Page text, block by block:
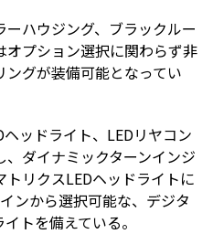
ハウジング、ブラックルー
オプション選択に関わらず非
グが装備可能となってい
ッドライト、LEDリヤコン
ダイナミックターンインジ
リクスLEDヘッドライトに
ンから選択可能な、デジタ
トを備えている。